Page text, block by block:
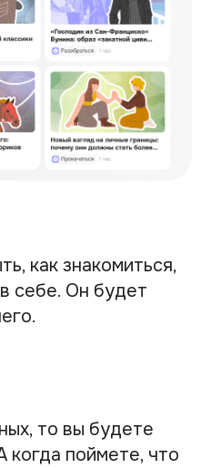
как знакомиться,
себе. Он будет
то вы будете
когда поймете, что